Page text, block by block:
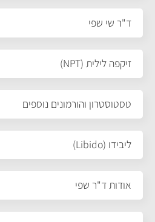
ד"ר שי שפי
זיקפה לילית (NPT)
טסטוסטרון והורמונים נוספים
ליבידו (Libido)
אודות ד"ר שפי